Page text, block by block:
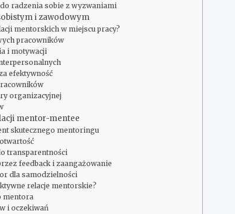
radzenia sobie z wyzwaniami
i zawodowym
mentorskich w miejscu pracy?
pracowników
i motywacji
efektywność
organizacyjnej
mentor-mentee
skutecznego mentoringu
transparentności
feedback i zaangażowanie
dla samodzielności
relacje mentorskie?
mentora
i oczekiwań